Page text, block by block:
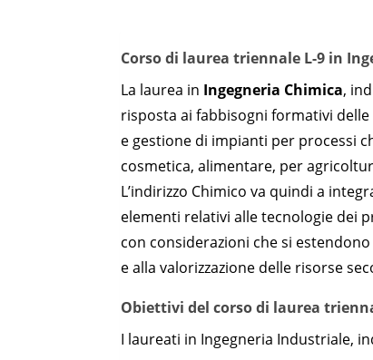
Corso di laurea triennale L-9 in
La laurea in Ingegneria Chimica,
risposta ai fabbisogni formativi
e gestione di impianti per processi
cosmetica, alimentare, per
L’indirizzo Chimico va quindi a
elementi relativi alle tecnologie dei
con considerazioni che si
e alla valorizzazione delle risorse
Obiettivi del corso di laurea
I laureati in Ingegneria Industriale,